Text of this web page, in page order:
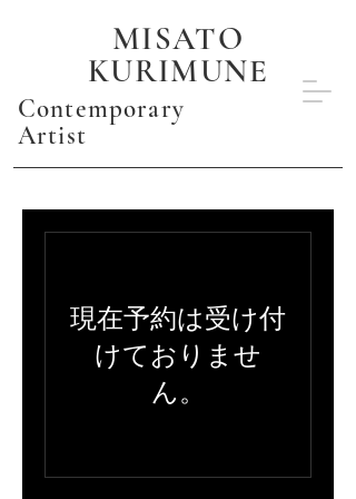
MISATO
KURIMUNE
Contemporary
Artist
現在予約は受け付
けておりませ
ん。